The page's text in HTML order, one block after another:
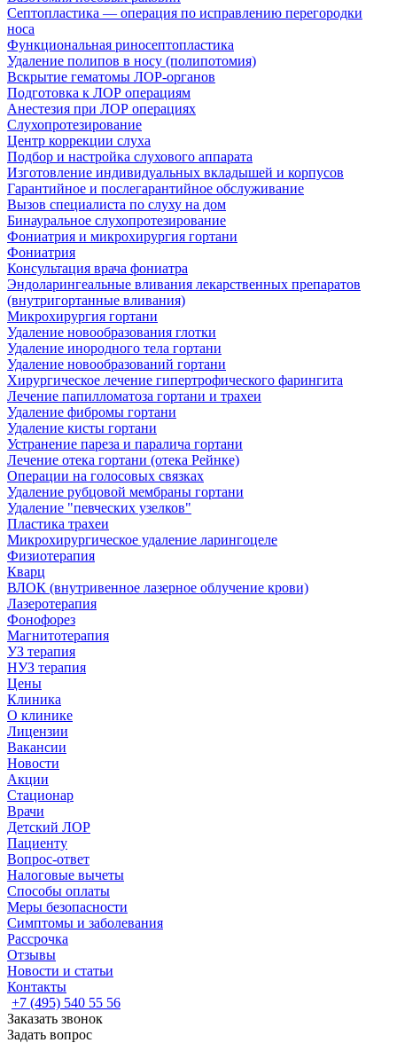
Септопластика — операция по исправлению перегородки
носа
Функциональная риносептопластика
Удаление полипов в носу (полипотомия)
Вскрытие гематомы ЛОР-органов
Подготовка к ЛОР операциям
Анестезия при ЛОР операциях
Слухопротезирование
Центр коррекции слуха
Подбор и настройка слухового аппарата
Изготовление индивидуальных вкладышей и корпусов
Гарантийное и послегарантийное обслуживание
Вызов специалиста по слуху на дом
Бинауральное слухопротезирование
Фониатрия и микрохирургия гортани
Фониатрия
Консультация врача фониатра
Эндоларингеальные вливания лекарственных препаратов
(внутригортанные вливания)
Микрохирургия гортани
Удаление новообразования глотки
Удаление инородного тела гортани
Удаление новообразований гортани
Хирургическое лечение гипертрофического фарингита
Лечение папилломатоза гортани и трахеи
Удаление фибромы гортани
Удаление кисты гортани
Устранение пареза и паралича гортани
Лечение отека гортани (отека Рейнке)
Операции на голосовых связках
Удаление рубцовой мембраны гортани
Удаление "певческих узелков"
Пластика трахеи
Микрохирургическое удаление ларингоцеле
Физиотерапия
Кварц
ВЛОК (внутривенное лазерное облучение крови)
Лазеротерапия
Фонофорез
Магнитотерапия
УЗ терапия
НУЗ терапия
Цены
Клиника
О клинике
Лицензии
Вакансии
Новости
Акции
Стационар
Врачи
Детский ЛОР
Пациенту
Вопрос-ответ
Налоговые вычеты
Способы оплаты
Меры безопасности
Симптомы и заболевания
Рассрочка
Отзывы
Новости и статьи
Контакты
+7 (495) 540 55 56
Заказать звонок
Задать вопрос